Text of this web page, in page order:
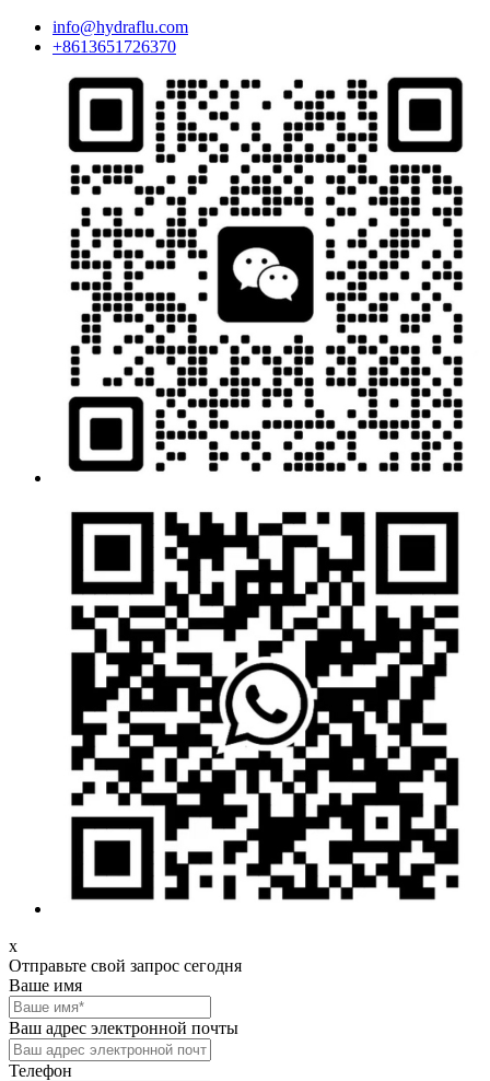
info@hydraflu.com
+8613651726370
х
Отправьте свой запрос сегодня
Ваше имя
Ваш адрес электронной почты
Телефон